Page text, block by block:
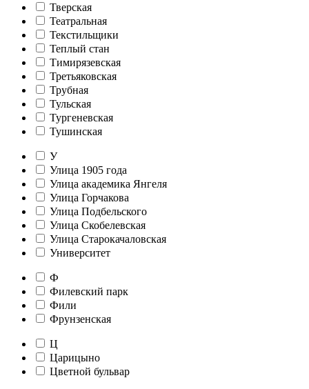
Тверская
Театральная
Текстильщики
Теплый стан
Тимирязевская
Третьяковская
Трубная
Тульская
Тургеневская
Тушинская
У
Улица 1905 года
Улица академика Янгеля
Улица Горчакова
Улица Подбельского
Улица Скобелевская
Улица Старокачаловская
Университет
Ф
Филевский парк
Фили
Фрунзенская
Ц
Царицыно
Цветной бульвар